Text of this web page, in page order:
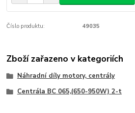
Číslo produktu: 49035
Zboží zařazeno v kategoriích
Náhradní díly motory, centrály
Centrála BC 065,(650-950W) 2-t